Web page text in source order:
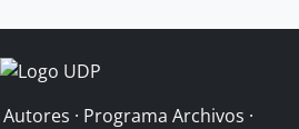
· Programa Archivos ·